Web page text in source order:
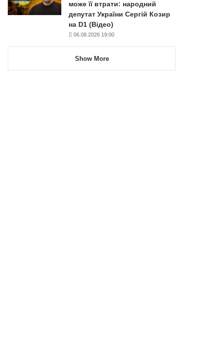
може її втрати: народний
депутат України Сергій Козир
на D1 (Відео)
06.08.2026 19:00
Show More